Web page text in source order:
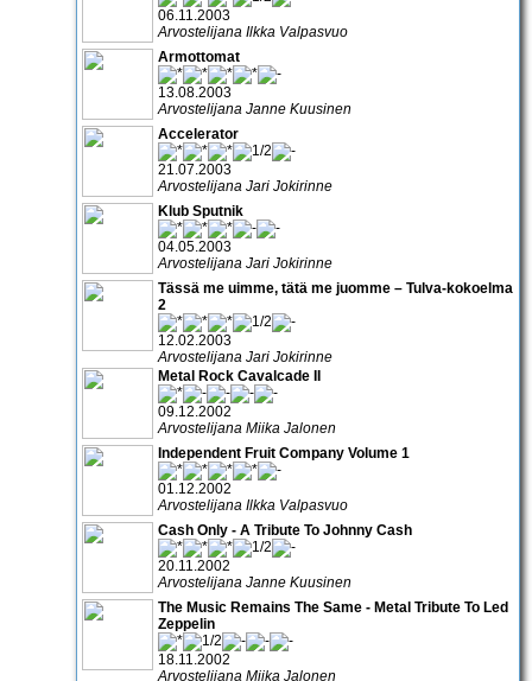
06.11.2003
Arvostelijana Ilkka Valpasvuo
Armottomat
13.08.2003
Arvostelijana Janne Kuusinen
Accelerator
21.07.2003
Arvostelijana Jari Jokirinne
Klub Sputnik
04.05.2003
Arvostelijana Jari Jokirinne
Tässä me uimme, tätä me juomme – Tulva-kokoelma
2
12.02.2003
Arvostelijana Jari Jokirinne
Metal Rock Cavalcade II
09.12.2002
Arvostelijana Miika Jalonen
Independent Fruit Company Volume 1
01.12.2002
Arvostelijana Ilkka Valpasvuo
Cash Only - A Tribute To Johnny Cash
20.11.2002
Arvostelijana Janne Kuusinen
The Music Remains The Same - Metal Tribute To Led
Zeppelin
18.11.2002
Arvostelijana Miika Jalonen